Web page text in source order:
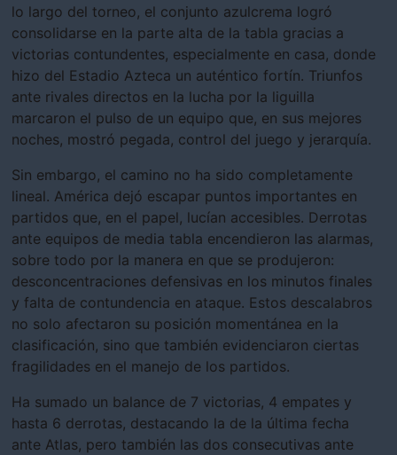
lo largo del torneo, el conjunto azulcrema logró
consolidarse en la parte alta de la tabla gracias a
victorias contundentes, especialmente en casa, donde
hizo del Estadio Azteca un auténtico fortín. Triunfos
ante rivales directos en la lucha por la liguilla
marcaron el pulso de un equipo que, en sus mejores
noches, mostró pegada, control del juego y jerarquía.
Sin embargo, el camino no ha sido completamente
lineal. América dejó escapar puntos importantes en
partidos que, en el papel, lucían accesibles. Derrotas
ante equipos de media tabla encendieron las alarmas,
sobre todo por la manera en que se produjeron:
desconcentraciones defensivas en los minutos finales
y falta de contundencia en ataque. Estos descalabros
no solo afectaron su posición momentánea en la
clasificación, sino que también evidenciaron ciertas
fragilidades en el manejo de los partidos.
Ha sumado un balance de 7 victorias, 4 empates y
hasta 6 derrotas, destacando la de la última fecha
ante Atlas, pero también las dos consecutivas ante